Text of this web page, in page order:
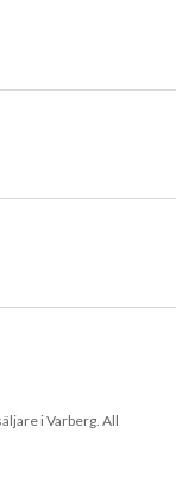
i Varberg. All